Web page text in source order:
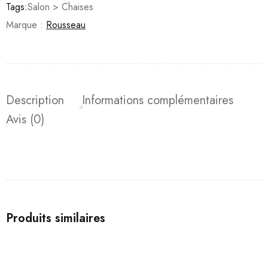
Tags:Salon > Chaises
Marque : Rousseau
Description
Informations complémentaires
Avis (0)
Produits similaires